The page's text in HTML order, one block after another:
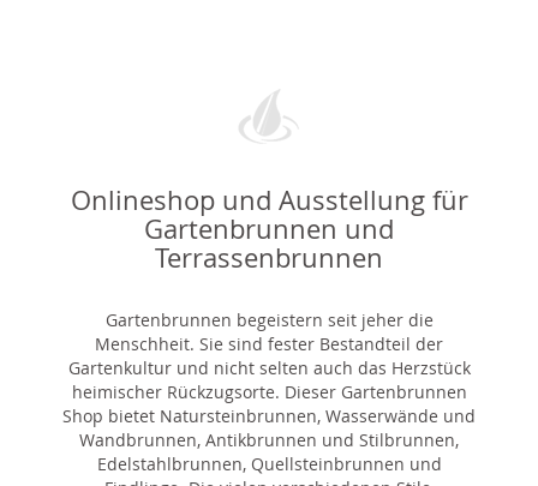
Onlineshop und Ausstellung für
Gartenbrunnen und
Terrassenbrunnen
Gartenbrunnen begeistern seit jeher die
Menschheit. Sie sind fester Bestandteil der
Gartenkultur und nicht selten auch das Herzstück
heimischer Rückzugsorte. Dieser Gartenbrunnen
Shop bietet Natursteinbrunnen, Wasserwände und
Wandbrunnen, Antikbrunnen und Stilbrunnen,
Edelstahlbrunnen, Quellsteinbrunnen und